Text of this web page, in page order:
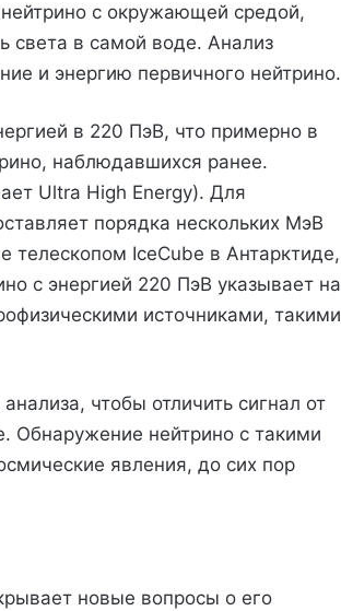
с окружающей средой,
света в самой воде. Анализ
и энергию первичного нейтрино.
в 220 ПэВ, что примерно в
наблюдавшихся ранее.
Ultra High Energy). Для
порядка нескольких МэВ
телескопом IceCube в Антарктиде,
с энергией 220 ПэВ указывает на
источниками, такими
чтобы отличить сигнал от
Обнаружение нейтрино с такими
явления, до сих пор
новые вопросы о его